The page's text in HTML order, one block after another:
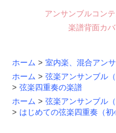
アンサンブルコンテ
楽譜背面カ
ホーム > 室内楽、混合アン
ホーム > 弦楽アンサンブル
> 弦楽四重奏の楽譜
ホーム > 弦楽アンサンブル
> はじめての弦楽四重奏（初